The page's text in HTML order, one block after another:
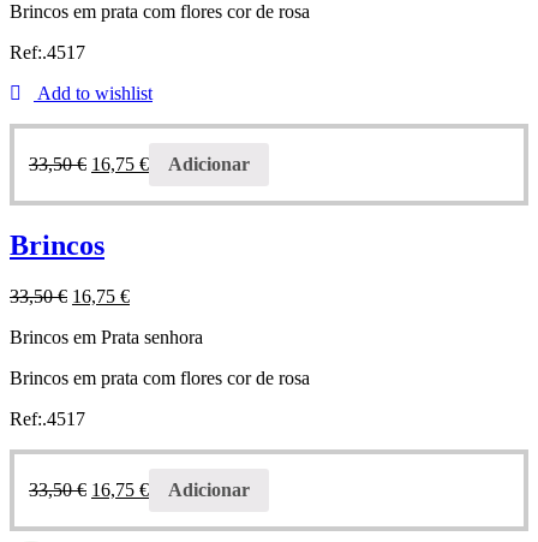
Brincos em prata com flores cor de rosa
Ref:.4517
Add to wishlist
33,50€ 16,75 € Adicionar
Brincos
33,50€ 16,75 €
Brincos em Prata senhora
Brincos em prata com flores cor de rosa
Ref:.4517
33,50€ 16,75 € Adicionar